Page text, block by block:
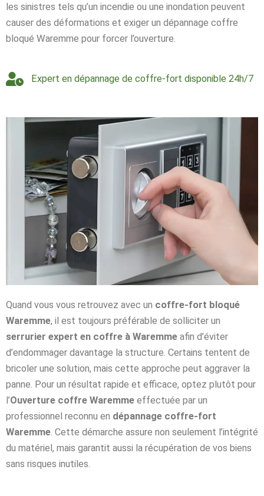
les sinistres tels qu’un incendie ou une inondation peuvent
causer des déformations et exiger un dépannage coffre
bloqué Waremme pour forcer l’ouverture.
Expert en dépannage de coffre-fort disponible 24h/7
Quand vous vous retrouvez avec un coffre-fort bloqué
Waremme, il est toujours préférable de solliciter un
serrurier expert en coffre à Waremme afin d’éviter
d’endommager davantage la structure. Certains tentent de
bricoler une solution, mais cette approche peut aggraver la
panne. Pour un résultat rapide et efficace, optez plutôt pour
l’Ouverture coffre Waremme effectuée par un
professionnel reconnu en dépannage coffre-fort
Waremme. Cette démarche assure non seulement l’intégrité
du matériel, mais garantit aussi la récupération de vos biens
sans risques inutiles.